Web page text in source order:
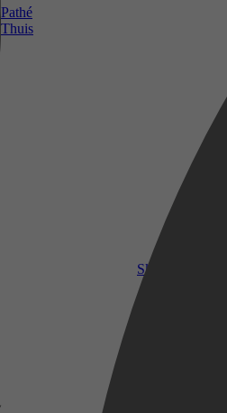
Pathé
Thuis
SkyShowtime